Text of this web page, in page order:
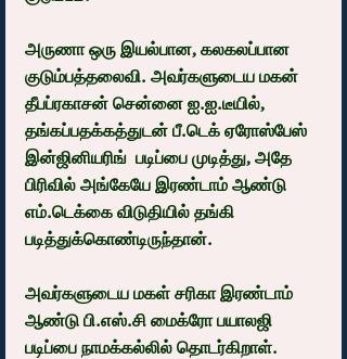
அருணா ஒரு இயல்பான, கலகலப்பான
குடும்பத்தலைவி. அவர்களுடைய மகன்
தீபப்ரகாசன் சென்னை ஐ.ஐ.டீயில்,
தங்கப்பதக்கத்துடன் பீ.டெக் ஏரோஸ்பேஸ்
இன்ஜினியரிங்  படிப்பை முடித்து, அதே
பிரிவில் அங்கேயே இரண்டாம் ஆண்டு
எம்.டெக்கை விடுதியில் தங்கி
படித்துக்கொண்டிருந்தான்.
அவர்களுடைய மகள் சரிகா இரண்டாம்
ஆண்டு பி.எஸ்.சி மைக்ரோ பயாலஜி
படிப்பை நாமக்கல்லில் தொடர்கிறாள்.